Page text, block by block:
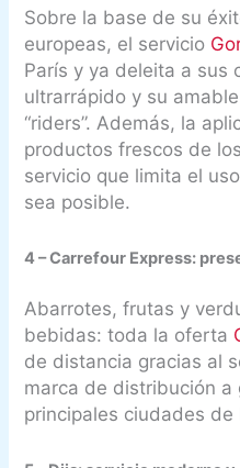
Sobre la base de su
europeas, el servicio
París y ya deleita a sus
ultrarrápido y su
“riders”. Además, la
productos frescos de
servicio que limita el
sea posible.
4 – Carrefour Express:
Abarrotes, frutas y
bebidas: toda la oferta
de distancia gracias al
marca de distribución a
principales ciudades de